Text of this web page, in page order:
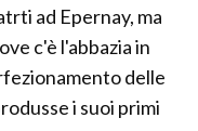
ad Epernay, ma
c'è l'abbazia in
delle
i suoi primi